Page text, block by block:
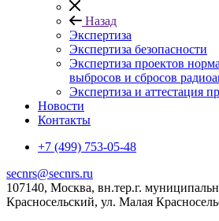
Назад
Экспертиза
Экспертиза безопасности
Экспертиза проектов
выбросов и сбросов
Экспертиза и аттестация
Новости
Контакты
+7 (499) 753-05-48
secnrs@secnrs.ru
107140, Москва, вн.тер.г.
Красносельский, ул. Малая